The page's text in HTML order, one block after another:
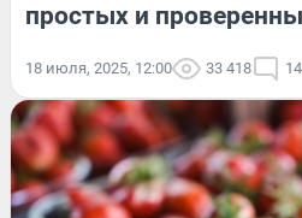
простых и
18 июля, 2025, 12:00 33 418 14